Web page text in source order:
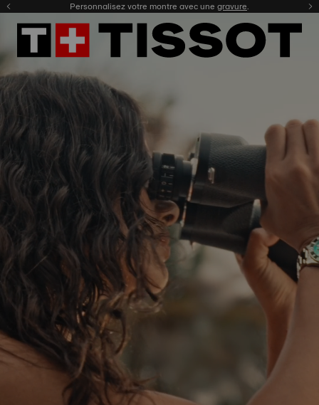
Personnalisez votre montre avec une gravure.
Enregistrez votre montrepour consulter votre garantie digitale et plus